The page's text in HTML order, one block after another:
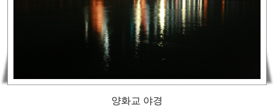
양화교 야경